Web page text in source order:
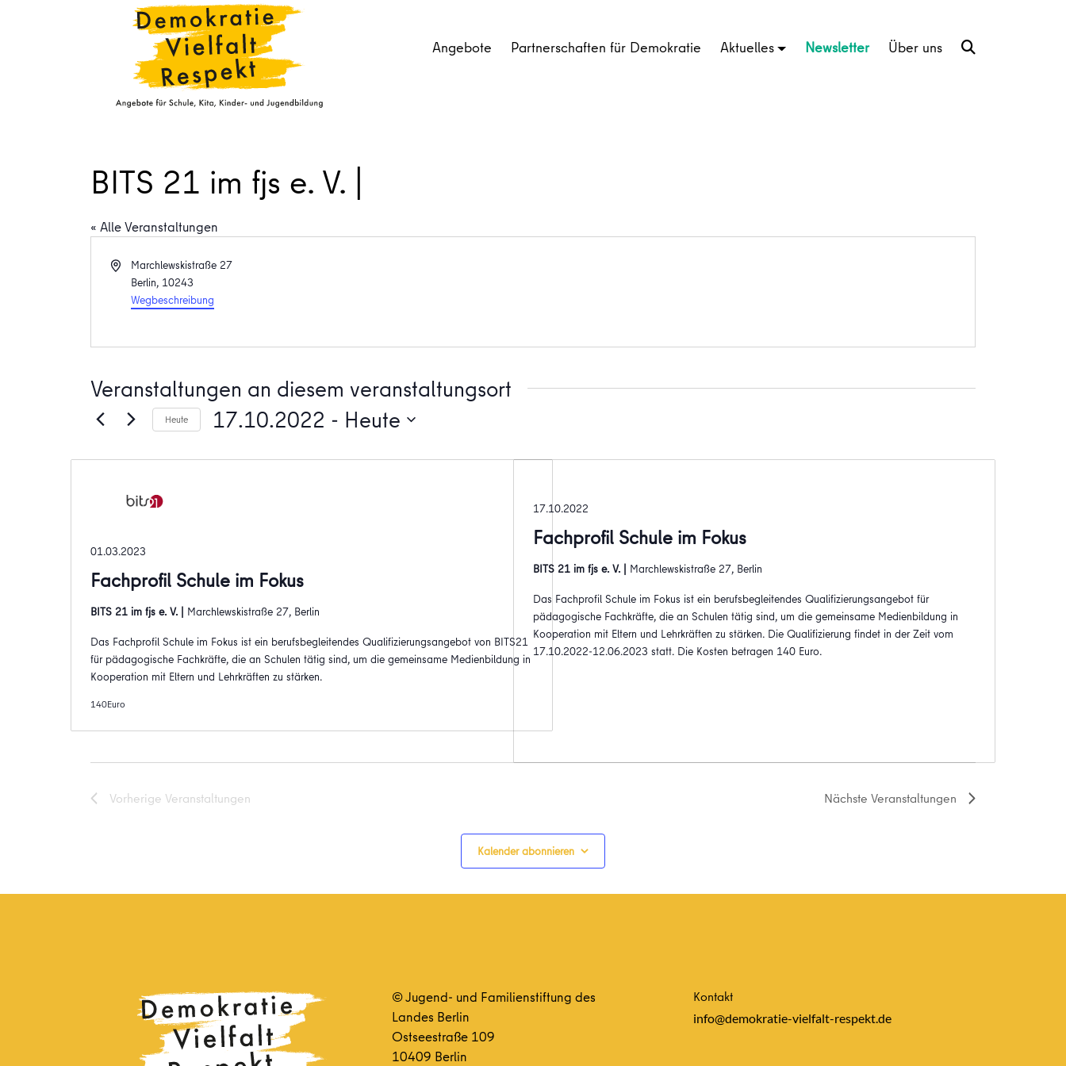
Angebote Partnerschaften für Demokratie Aktuelles Newsletter Über uns
BITS 21 im fjs e. V. |
« Alle Veranstaltungen
AdresseMarchlewskistraße 27
Berlin, 10243
Wegbeschreibung
Veranstaltungen an diesem veranstaltungsort
Heute 17.10.2022 - Heute
wählen.
Fachprofil Schule im Fokus
01.03.2023
BITS 21 im fjs e. V. | Marchlewskistraße 27, Berlin
Das Fachprofil Schule im Fokus ist ein berufsbegleitendes Qualifizierungsangebot von BITS21
für pädagogische Fachkräfte, die an Schulen tätig sind, um die gemeinsame Medienbildung in
Kooperation mit Eltern und Lehrkräften zu stärken.
140Euro
Fachprofil Schule im Fokus
17.10.2022
BITS 21 im fjs e. V. | Marchlewskistraße 27, Berlin
Das Fachprofil Schule im Fokus ist ein berufsbegleitendes Qualifizierungsangebot für
pädagogische Fachkräfte, die an Schulen tätig sind, um die gemeinsame Medienbildung in
Kooperation mit Eltern und Lehrkräften zu stärken. Die Qualifizierung findet in der Zeit vom
17.10.2022-12.06.2023 statt. Die Kosten betragen 140 Euro.
Vorherige Veranstaltungen Nächste Veranstaltungen
Kalender abonnieren
© Jugend- und Familienstiftung des
Landes Berlin
Ostseestraße 109
10409 Berlin
Kontakt
info@demokratie-vielfalt-respekt.de